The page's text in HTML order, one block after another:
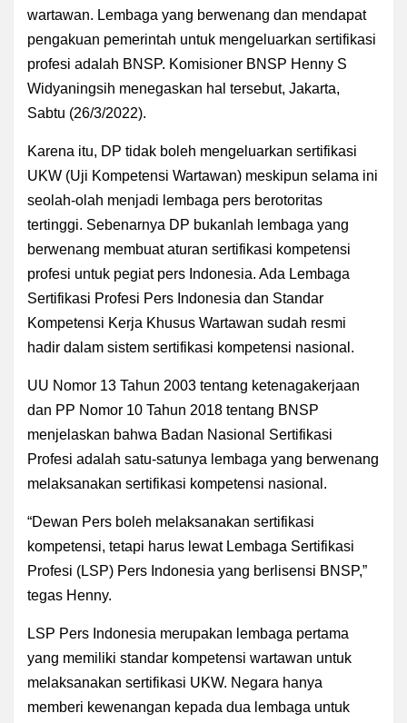
wartawan. Lembaga yang berwenang dan mendapat
pengakuan pemerintah untuk mengeluarkan sertifikasi
profesi adalah BNSP. Komisioner BNSP Henny S
Widyaningsih menegaskan hal tersebut, Jakarta,
Sabtu (26/3/2022).
Karena itu, DP tidak boleh mengeluarkan sertifikasi
UKW (Uji Kompetensi Wartawan) meskipun selama ini
seolah-olah menjadi lembaga pers berotoritas
tertinggi. Sebenarnya DP bukanlah lembaga yang
berwenang membuat aturan sertifikasi kompetensi
profesi untuk pegiat pers Indonesia. Ada Lembaga
Sertifikasi Profesi Pers Indonesia dan Standar
Kompetensi Kerja Khusus Wartawan sudah resmi
hadir dalam sistem sertifikasi kompetensi nasional.
UU Nomor 13 Tahun 2003 tentang ketenagakerjaan
dan PP Nomor 10 Tahun 2018 tentang BNSP
menjelaskan bahwa Badan Nasional Sertifikasi
Profesi adalah satu-satunya lembaga yang berwenang
melaksanakan sertifikasi kompetensi nasional.
“Dewan Pers boleh melaksanakan sertifikasi
kompetensi, tetapi harus lewat Lembaga Sertifikasi
Profesi (LSP) Pers Indonesia yang berlisensi BNSP,”
tegas Henny.
LSP Pers Indonesia merupakan lembaga pertama
yang memiliki standar kompetensi wartawan untuk
melaksanakan sertifikasi UKW. Negara hanya
memberi kewenangan kepada dua lembaga untuk